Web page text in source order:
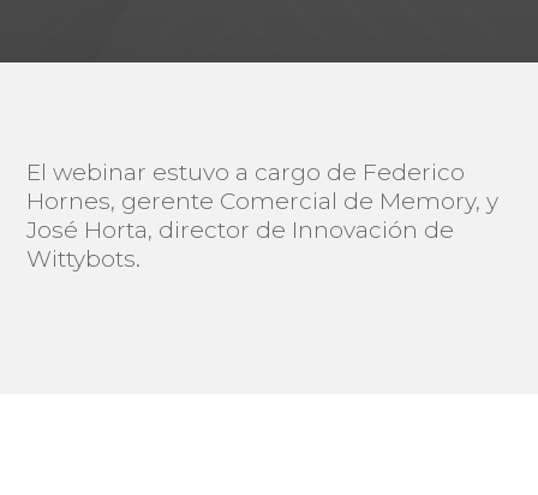
El webinar estuvo a cargo de Federico
Hornes, gerente Comercial de Memory, y
José Horta, director de Innovación de
Wittybots.